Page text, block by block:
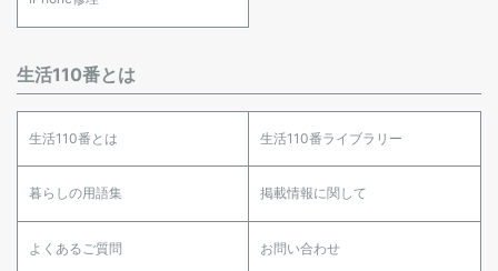
生活110番とは
生活110番とは 生活110番ライブラリー
暮らしの用語集 掲載情報に関して
よくあるご質問 お問い合わせ